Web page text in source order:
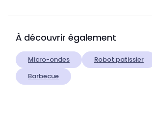
À découvrir également
Micro-ondes
Robot patissier
Barbecue